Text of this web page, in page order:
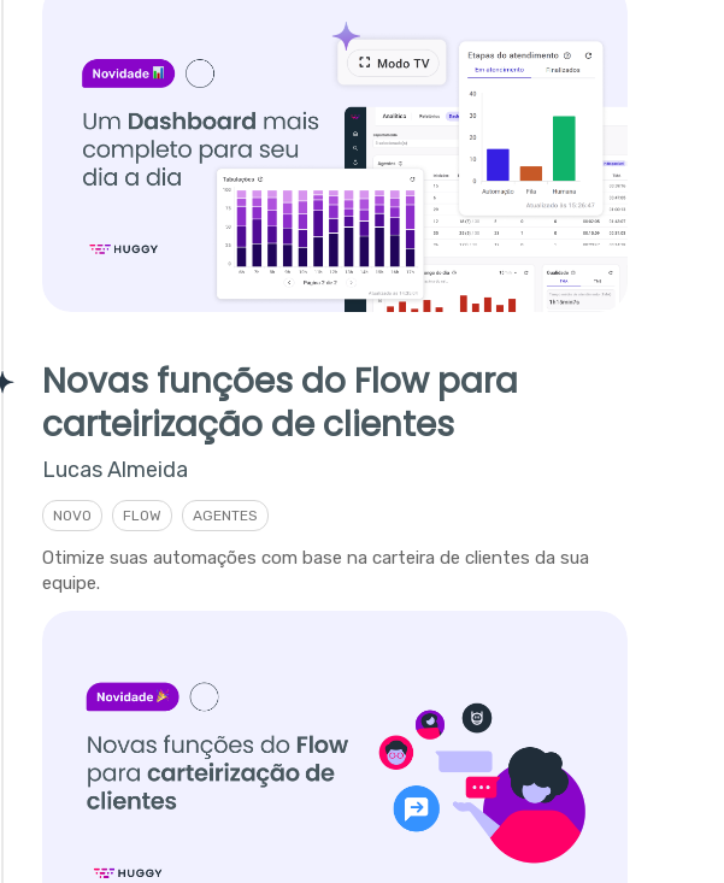
Novas funções do Flow para
carteirização de clientes
Lucas Almeida
NOVO FLOW AGENTES
Otimize suas automações com base na carteira de clientes da sua
equipe.